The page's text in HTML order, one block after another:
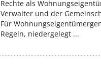
Rechte als
Verwalter und der
Für
Regeln, niedergelegt ...